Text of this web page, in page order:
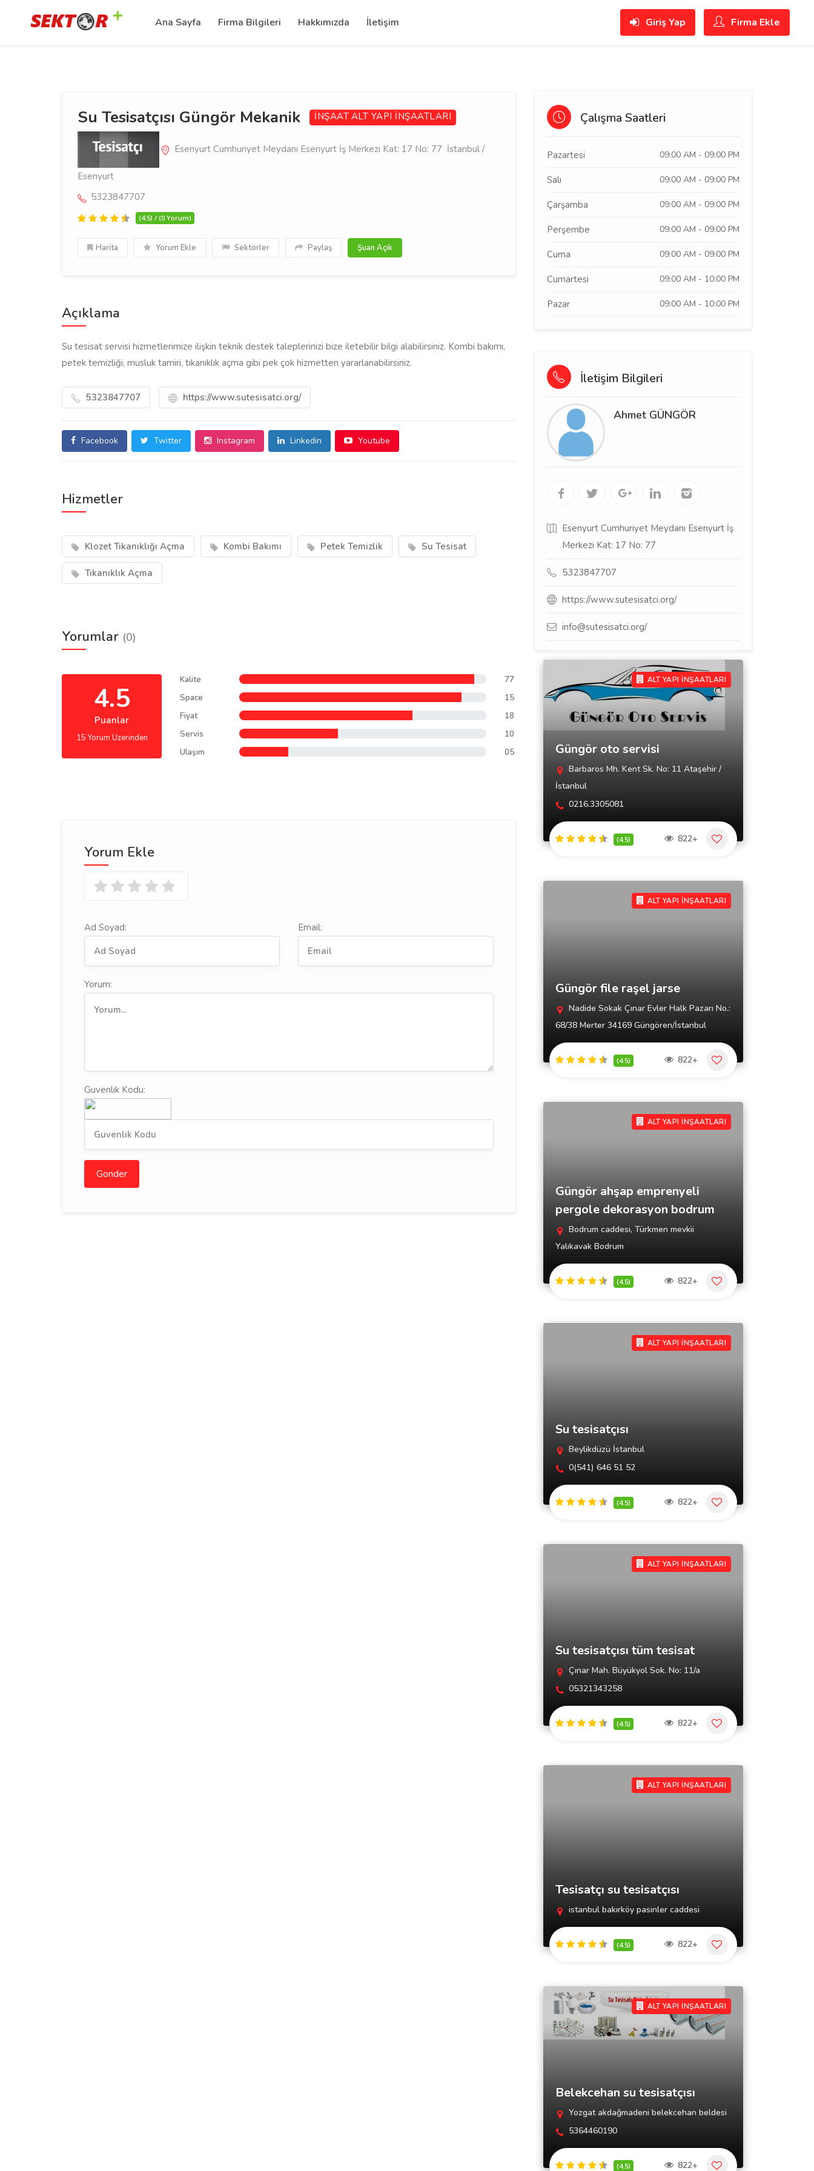
Ana Sayfa Firma Bilgileri Hakkımızda İletişim Giriş Yap Firma Ekle
Su Tesisatçısı Güngör Mekanik İNŞAAT ALT YAPI İNŞAATLARI
Esenyurt Cumhuriyet Meydanı Esenyurt İş Merkezi Kat: 17 No: 77 İstanbul /
Esenyurt
5323847707
(4.5) / (0 Yorum)
Harita Yorum Ekle Sektörler Paylaş Şuan Açık
Açıklama
Su tesisat servisi hizmetlerimize ilişkin teknik destek taleplerinizi bize iletebilir bilgi alabilirsiniz. Kombi bakımı,
petek temizliği, musluk tamiri, tıkanıklık açma gibi pek çok hizmetten yararlanabilirsiniz.
5323847707 https://www.sutesisatci.org/
Facebook Twitter Instagram Linkedin Youtube
Hizmetler
Klozet Tıkanıklığı Açma Kombi Bakımı Petek Temizlik Su Tesisat
Tıkanıklık Açma
Yorumlar (0)
4.5
Puanlar
15 Yorum Uzerinden
Kalite
77
Space
15
Fiyat
18
Servis
10
Ulaşım
05
Yorum Ekle
Ad Soyad: Email:
Yorum:
Guvenlik Kodu:
Gonder
Çalışma Saatleri
Pazartesi 09:00 AM - 09:00 PM
Salı 09:00 AM - 09:00 PM
Çarşamba 09:00 AM - 09:00 PM
Perşembe 09:00 AM - 09:00 PM
Cuma 09:00 AM - 09:00 PM
Cumartesi 09:00 AM - 10:00 PM
Pazar 09:00 AM - 10:00 PM
İletişim Bilgileri
Ahmet GÜNGÖR
Esenyurt Cumhuriyet Meydanı Esenyurt İş
Merkezi Kat: 17 No: 77
5323847707
https://www.sutesisatci.org/
info@sutesisatci.org/
ALT YAPI İNŞAATLARI
Güngör oto servisi
Barbaros Mh. Kent Sk. No: 11 Ataşehir /
İstanbul
0216.3305081
(4.5) 822+
ALT YAPI İNŞAATLARI
Güngör file raşel jarse
Nadide Sokak Çınar Evler Halk Pazarı No.:
68/38 Merter 34169 Güngören/İstanbul
(4.5) 822+
ALT YAPI İNŞAATLARI
Güngör ahşap emprenyeli
pergole dekorasyon bodrum
Bodrum caddesi, Türkmen mevkii
Yalıkavak Bodrum
(4.5) 822+
ALT YAPI İNŞAATLARI
Su tesisatçısı
Beylikdüzü İstanbul
0(541) 646 51 52
(4.5) 822+
ALT YAPI İNŞAATLARI
Su tesisatçısı tüm tesisat
Çınar Mah. Büyükyol Sok. No: 11/a
05321343258
(4.5) 822+
ALT YAPI İNŞAATLARI
Tesisatçı su tesisatçısı
istanbul bakırköy pasinler caddesi
(4.5) 822+
ALT YAPI İNŞAATLARI
Belekcehan su tesisatçısı
Yozgat akdağmadeni belekcehan beldesi
5364460190
(4.5) 822+